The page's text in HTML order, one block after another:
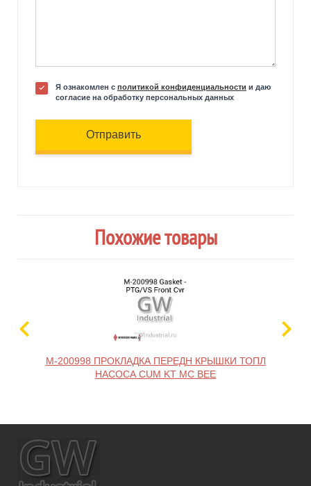
Я ознакомлен с политикой конфиденциальности и даю
согласие на обработку персональных данных
Отправить
Похожие товары
M-200998 ПРОКЛАДКА ПЕРЕДН КРЫШКИ ТОПЛ
НАСОСА CUM KT MC BEE